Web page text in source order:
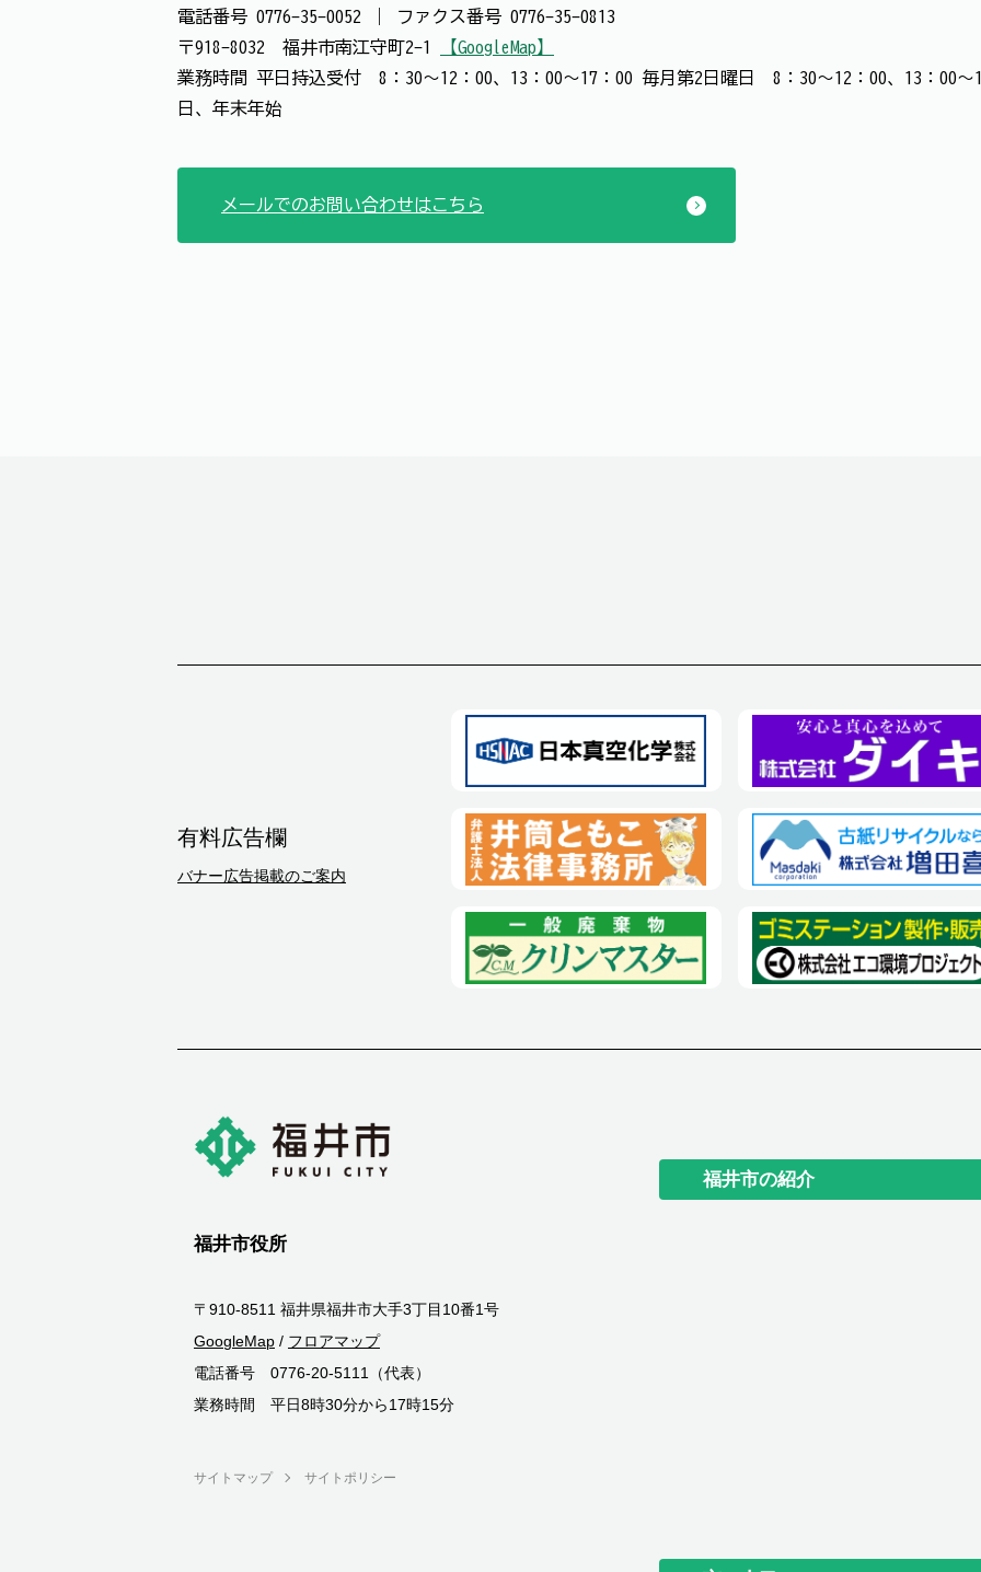
電話番号 0776-35-0052 ファクス番号 0776-35-0813
〒918-8032 福井市南江守町2-1
【GoogleMap】
業務時間 平日持込受付 8：30～12：00、13：00～17：00 毎月第2日曜日 8：30～12：00、13：00
日、年末年始
メールでのお問い合わせはこちら
有料広告欄
バナー広告掲載のご案内
福井市役所
〒910-8511 福井県福井市大手3丁目10番1号
GoogleMap / フロアマップ
電話番号 0776-20-5111（代表）
業務時間 平日8時30分から17時15分
サイトマップ サイトポリシー
福井市の紹介